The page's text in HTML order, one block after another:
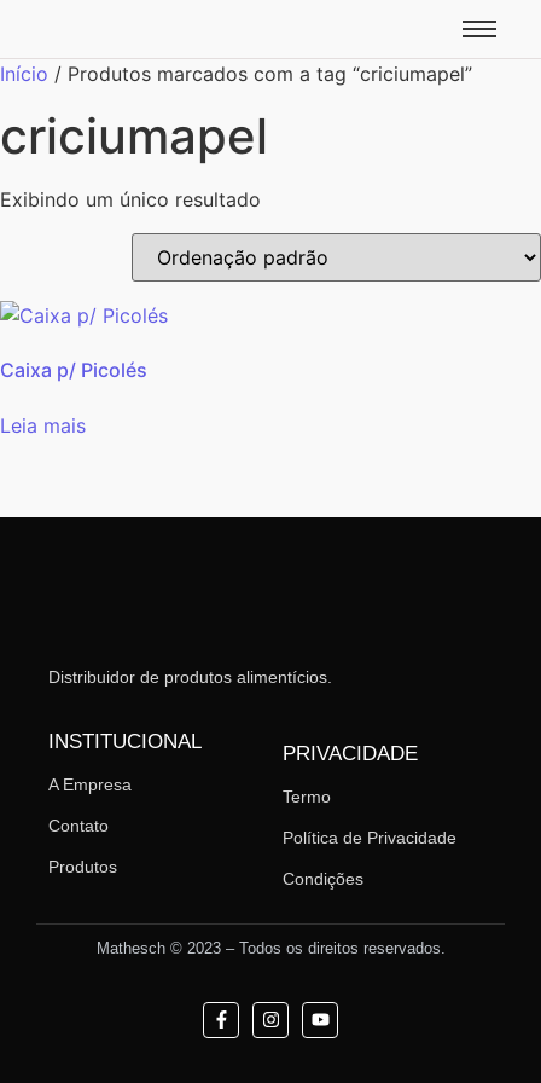
Início / Produtos marcados com a tag “criciumapel”
criciumapel
Exibindo um único resultado
Caixa p/ Picolés
Leia mais
Distribuidor de produtos alimentícios.
INSTITUCIONAL
A Empresa
Contato
Produtos
PRIVACIDADE
Termo
Política de Privacidade
Condições
Mathesch © 2023 – Todos os direitos reservados.